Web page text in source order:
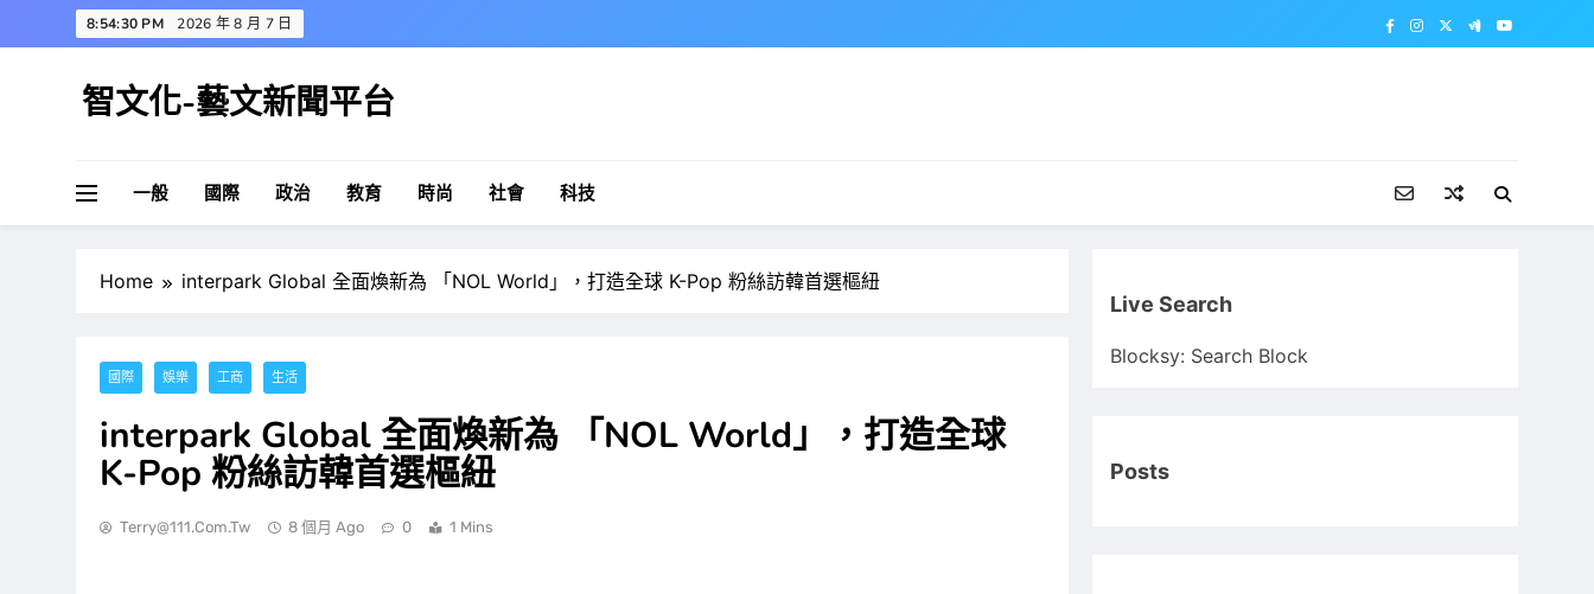
to
8:54:30 PM 2026 年 8 月 7 日
智文化-藝文新聞平台
一般 國際 政治 教育 時尚 社會 科技
Home interpark Global 全面煥新為 「NOL World」，打造全球 K-Pop 粉絲訪韓首選樞紐
國際 娛樂 工商 生活
interpark Global 全面煥新為 「NOL World」，打造全球
K-Pop 粉絲訪韓首選樞紐
Terry@111.com.tw 8 個月 Ago 0 1 Mins
Live Search
Blocksy: Search Block
Posts